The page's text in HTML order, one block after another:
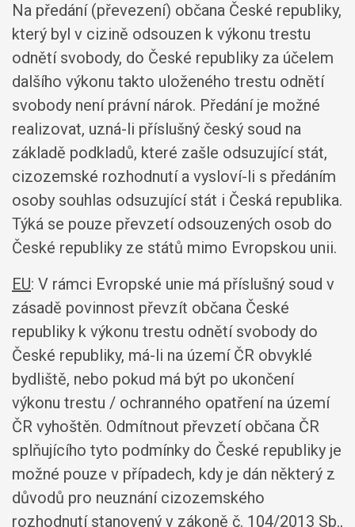
Na předání (převezení) občana České republiky,
který byl v cizině odsouzen k výkonu trestu
odnětí svobody, do České republiky za účelem
dalšího výkonu takto uloženého trestu odnětí
svobody není právní nárok. Předání je možné
realizovat, uzná-li příslušný český soud na
základě podkladů, které zašle odsuzující stát,
cizozemské rozhodnutí a vysloví-li s předáním
osoby souhlas odsuzující stát i Česká republika.
Týká se pouze převzetí odsouzených osob do
České republiky ze států mimo Evropskou unii.
EU: V rámci Evropské unie má příslušný soud v
zásadě povinnost převzít občana České
republiky k výkonu trestu odnětí svobody do
České republiky, má-li na území ČR obvyklé
bydliště, nebo pokud má být po ukončení
výkonu trestu / ochranného opatření na území
ČR vyhoštěn. Odmítnout převzetí občana ČR
splňujícího tyto podmínky do České republiky je
možné pouze v případech, kdy je dán některý z
důvodů pro neuznání cizozemského
rozhodnutí stanovený v zákoně č. 104/2013 Sb.,